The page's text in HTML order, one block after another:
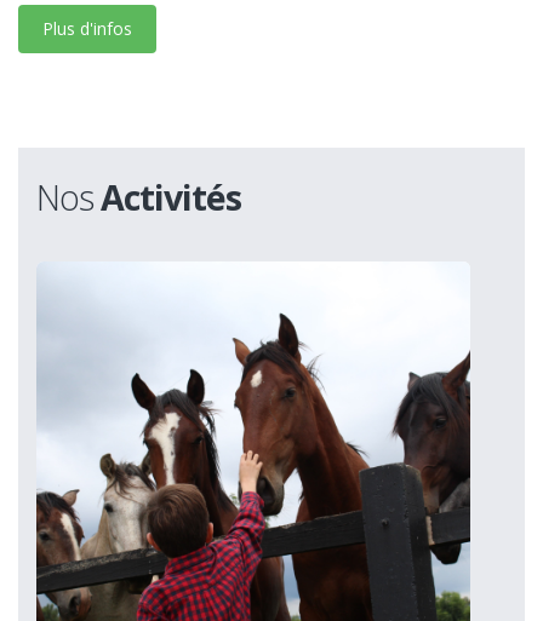
Plus d'infos
NosActivités